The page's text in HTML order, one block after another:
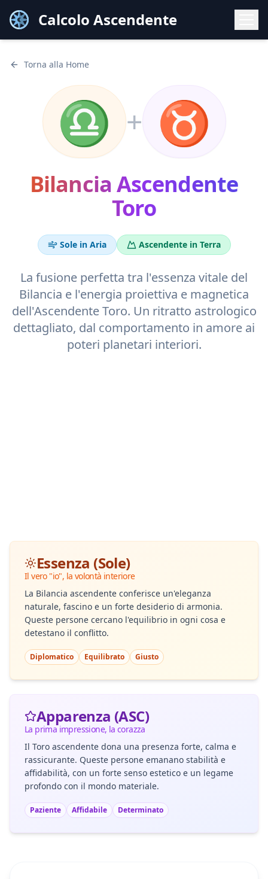
Calcolo Ascendente
Torna alla Home
♎ + ♉
Bilancia Ascendente
Toro
Sole in Aria Ascendente in Terra
La fusione perfetta tra l'essenza vitale del
Bilancia e l'energia proiettiva e magnetica
dell'AscendenteToro. Un ritratto astrologico
dettagliato, dal comportamento in amore ai
poteri planetari interiori.
Essenza (Sole)
Il vero "io", la volontà interiore
La Bilancia ascendente conferisce un'eleganza
naturale, fascino e un forte desiderio di armonia.
Queste persone cercano l'equilibrio in ogni cosa e
detestano il conflitto.
Diplomatico Equilibrato Giusto
Apparenza (ASC)
La prima impressione, la corazza
Il Toro ascendente dona una presenza forte, calma e
rassicurante. Queste persone emanano stabilità e
affidabilità, con un forte senso estetico e un legame
profondo con il mondo materiale.
Paziente Affidabile Determinato